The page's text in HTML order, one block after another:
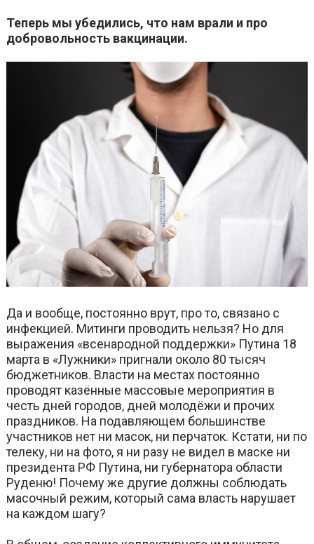
Теперь мы убедились, что нам врали и про
добровольность вакцинации.
Да и вообще, постоянно врут, про то, связано с
инфекцией. Митинги проводить нельзя? Но для
выражения «всенародной поддержки» Путина 18
марта в «Лужники» пригнали около 80 тысяч
бюджетников. Власти на местах постоянно
проводят казённые массовые мероприятия в
честь дней городов, дней молодёжи и прочих
праздников. На подавляющем большинстве
участников нет ни масок, ни перчаток. Кстати, ни по
телеку, ни на фото, я ни разу не видел в маске ни
президента РФ Путина, ни губернатора области
Руденю! Почему же другие должны соблюдать
масочный режим, который сама власть нарушает
на каждом шагу?